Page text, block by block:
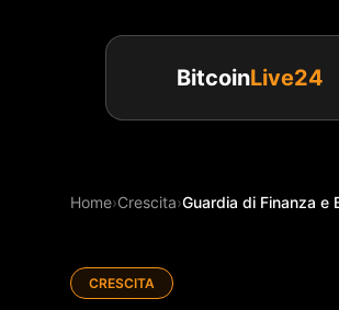
BitcoinLive24
Home›Crescita›Guardia di Finanza e
CRESCITA